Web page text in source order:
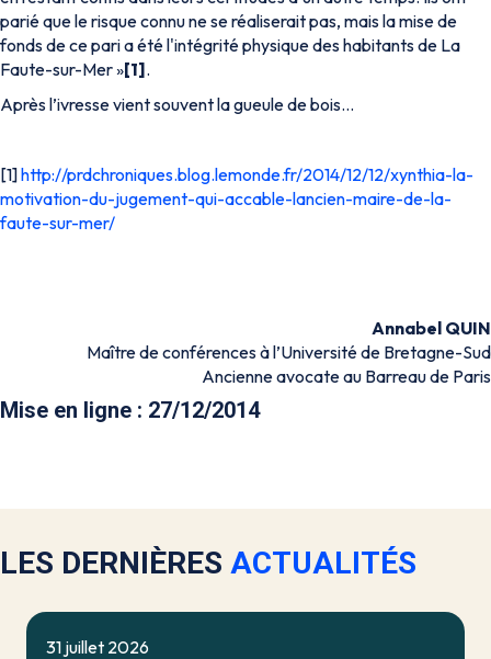
parié que le risque connu ne se réaliserait pas, mais la mise de
fonds de ce pari a été l'intégrité physique des habitants de La
Faute-sur-Mer »[1].
Après l’ivresse vient souvent la gueule de bois…
[1]http://prdchroniques.blog.lemonde.fr/2014/12/12/xynthia-la-
motivation-du-jugement-qui-accable-lancien-maire-de-la-
faute-sur-mer/
Annabel QUIN
Maître de conférences à l’Université de Bretagne-Sud
Ancienne avocate au Barreau de Paris
Mise en ligne : 27/12/2014
LES DERNIÈRES ACTUALITÉS
31 juillet 2026